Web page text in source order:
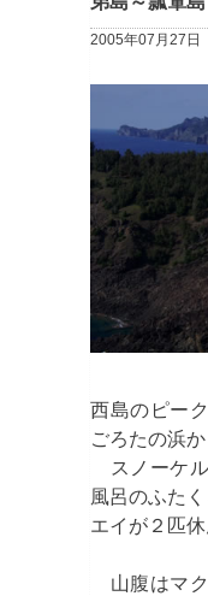
2005年07月27日
西島のピー
ごろたの浜か
スノーケル
風呂のふた
エイが２匹
山腹はマク